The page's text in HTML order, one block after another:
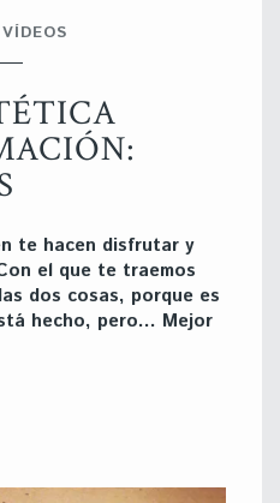
VÍDEOS
te hacen disfrutar y
el que te traemos
dos cosas, porque es
hecho, pero… Mejor